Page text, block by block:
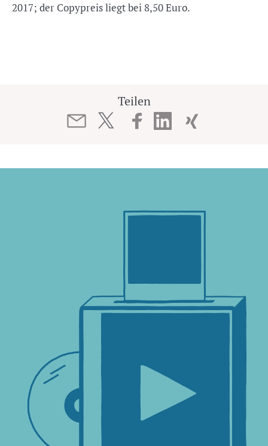
2017; der Copypreis liegt bei 8,50 Euro.
Teilen